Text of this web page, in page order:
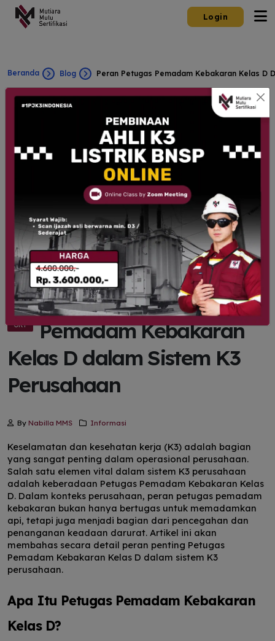
Login
Beranda Blog Peran Petugas Pemadam Kebakaran Kelas D
22
OKT
Peran Petugas
Pemadam Kebakaran
Kelas D dalam Sistem K3
Perusahaan
By Nabilla MMS Informasi
Keselamatan dan kesehatan kerja (K3) adalah bagian
yang sangat penting dalam operasional perusahaan.
Salah satu elemen vital dalam sistem K3 perusahaan
adalah keberadaan Petugas Pemadam Kebakaran Kelas
D. Dalam konteks perusahaan, peran petugas pemadam
kebakaran bukan hanya bertugas untuk memadamkan
api, tetapi juga menjadi bagian dari pencegahan dan
penanganan keadaan darurat. Artikel ini akan
membahas secara detail peran penting Petugas
Pemadam Kebakaran Kelas D dalam sistem K3
perusahaan.
Apa Itu Petugas Pemadam Kebakaran
Kelas D?